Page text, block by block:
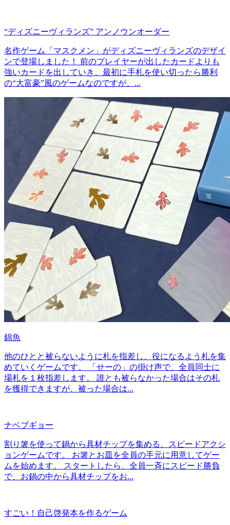
“ディズニーヴィランズ” アンノウンオーダー
名作ゲーム「マスクメン」がディズニーヴィランズのデザイ
ンで登場しました！ 前のプレイヤーが出したカードよりも
強いカードを出していき、最初に手札を使い切ったら勝利
の“大富豪”風のゲームなのですが、...
錦魚
他のひとと被らないように札を指差し、役になるよう札を集
めていくゲームです。 「せーの」の掛け声で、全員同士に
場札を１枚指差します。 誰とも被らなかった場合はその札
を獲得できますが、被った場合は...
ナベブギョー
割り箸を使って鍋から具材チップを集める、スピードアクシ
ョンゲームです。 お箸とお皿を全員の手元に用意してゲー
ムを始めます。 スタートしたら、全員一斉にスピード勝負
で、お鍋の中から具材チップをお...
すごい！自己啓発本を作るゲーム